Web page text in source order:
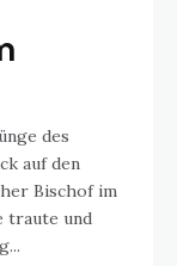
des
auf den
Bischof im
traute und